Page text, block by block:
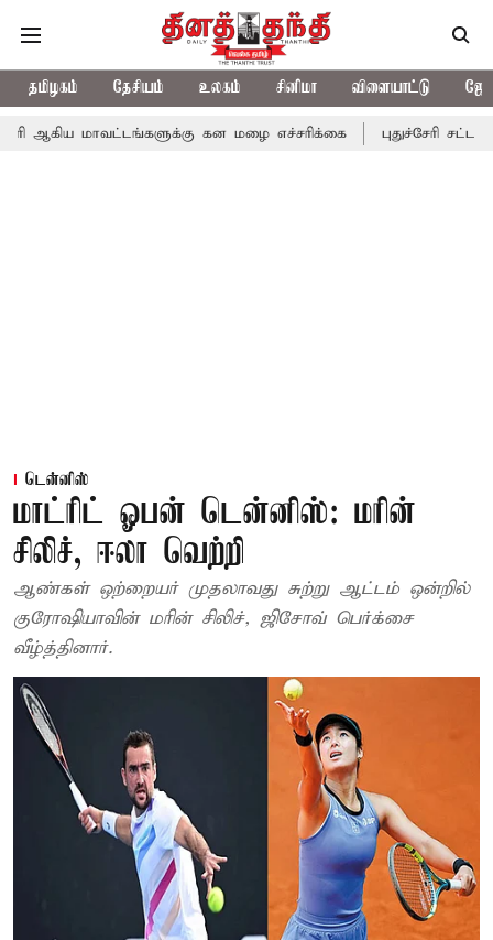
தமிழகம் தேசியம் உலகம் சினிமா விளையாட்டு
கன மழை எச்சரிக்கை புதுச்சேரி சட்டசபையில்
டென்னிஸ்
மாட்ரிட் ஓபன் டென்னிஸ்: மரின்
சிலிச், ஈலா வெற்றி
ஆண்கள் ஒற்றையர் முதலாவது சுற்று ஆட்டம் ஒன்றில்
குரோஷியாவின் மரின் சிலிச், ஜிசோவ் பெர்க்சை
வீழ்த்தினார்.